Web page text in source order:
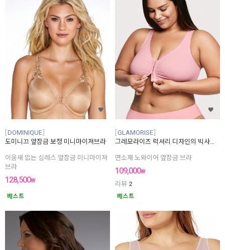
DOMINIQUE
도미니끄 앞잠금 보정 미니마이져브라
이음새 없는 심레스 앞잠금 미니마이져
브라
128,500₩
GLAMORISE
면소재 노와이어 앞잠금 브라
109,000₩
리뷰 2